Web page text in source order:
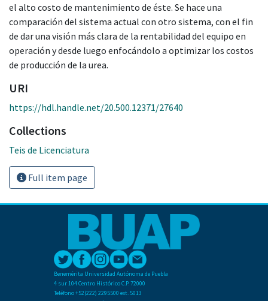
el alto costo de mantenimiento de éste. Se hace una
comparación del sistema actual con otro sistema, con el fin
de dar una visión más clara de la rentabilidad del equipo en
operación y desde luego enfocándolo a optimizar los costos
de producción de la urea.
URI
https://hdl.handle.net/20.500.12371/27640
Collections
Teis de Licenciatura
Full item page
Benemérita Universidad Autónoma de Puebla
4 sur 104 Centro Histórico C.P. 72000
Teléfono +52(222) 2295500 ext. 5013